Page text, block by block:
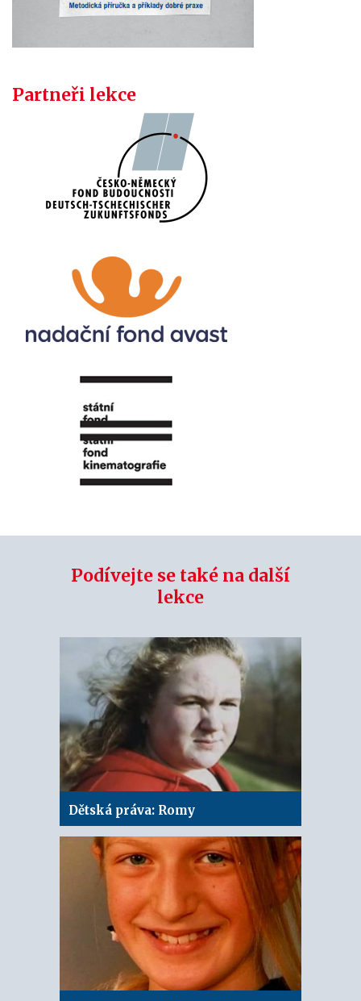
Partneři lekce
Podívejte se také na další
lekce
Dětská práva: Romy